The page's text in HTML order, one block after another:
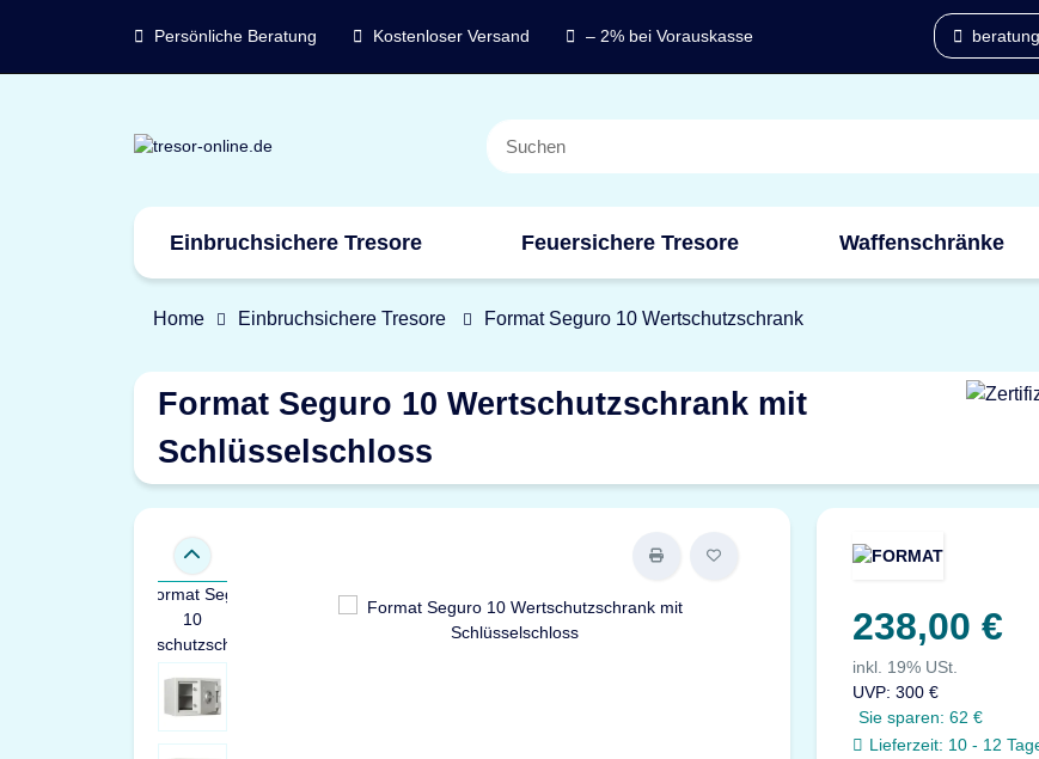
Persönliche Beratung Kostenloser Versand – 2% bei Vorauskasse
Einbruchsichere Tresore Feuersichere Tresore Waffenschränke
Marken
Home Einbruchsichere Tresore Format Seguro 10 Wertschutzschrank
Format Seguro 10 Wertschutzschrank mit
Schlüsselschloss
238,00 €
inkl. 19% USt.
UVP:300 €
Sie sparen:62 €
Lieferzeit: 10 - 12